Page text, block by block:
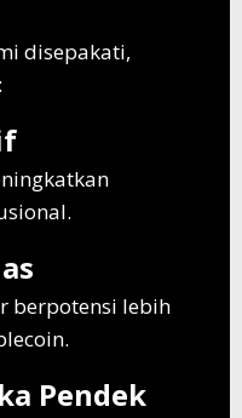
disepakati,
berpotensi lebih
Pendek